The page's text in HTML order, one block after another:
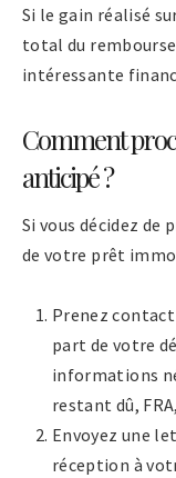
Si le gain réalisé
total du
intéressante
Comment
anticipé ?
Si vous décidez de
de votre prêt
Prenez
part de votre
informations
restant dû,
Envoyez une
réception à